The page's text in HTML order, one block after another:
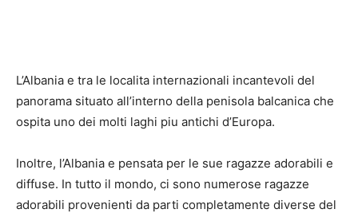
L’Albania e tra le localita internazionali incantevoli del
panorama situato all’interno della penisola balcanica che
ospita uno dei molti laghi piu antichi d’Europa.
Inoltre, l’Albania e pensata per le sue ragazze adorabili e
diffuse. In tutto il mondo, ci sono numerose ragazze
adorabili provenienti da parti completamente diverse del